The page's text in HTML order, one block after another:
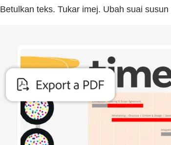
Betulkan teks. Tukar imej. Ubah suai